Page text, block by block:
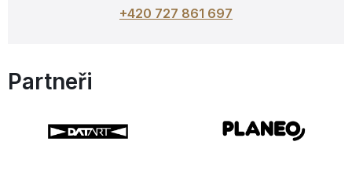
+420 727 861 697
Partneři